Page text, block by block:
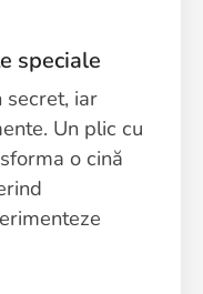
speciale
secret, iar
Un plic cu
o cină